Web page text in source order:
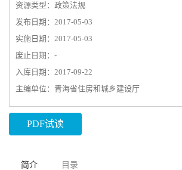
资源类型：政策法规
发布日期：2017-05-03
实施日期：2017-05-03
废止日期：-
入库日期：2017-09-22
主编单位：青海省住房和城乡建设厅
PDF试读
简介 目录